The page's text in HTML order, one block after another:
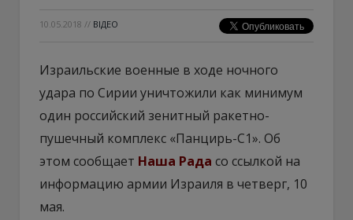
10.05.2018 // ВІДЕО
Израильские военные в ходе ночного
удара по Сирии уничтожили как минимум
один российский зенитный ракетно-
пушечный комплекс «Панцирь-С1». Об
этом сообщает Наша Рада со ссылкой на
информацию армии Израиля в четверг, 10
мая.